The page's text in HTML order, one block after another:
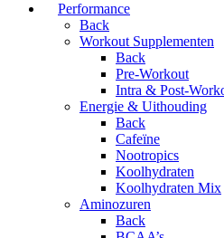
Performance
Back
Workout Supplementen
Back
Pre-Workout
Intra & Post-
Energie & Uithouding
Back
Cafeïne
Nootropics
Koolhydraten
Koolhydraten Mix
Aminozuren
Back